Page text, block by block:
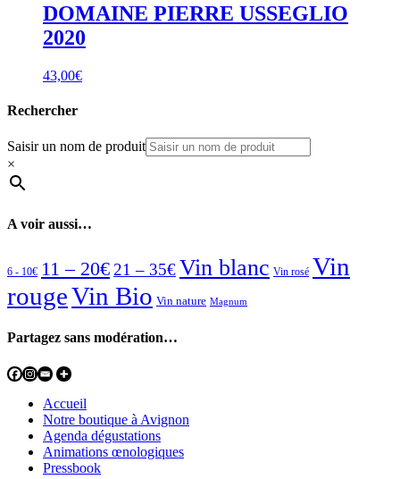
DOMAINE PIERRE USSEGLIO
2020
43,00€
Rechercher
Saisir un nom de produit
×
A voir aussi…
6 - 10€ 11 – 20€ 21 – 35€Vin blanc Vin rosé Vin
rougeVin Bio Vin nature Magnum
Partagez sans modération…
Accueil
Notre boutique à Avignon
Agenda dégustations
Animations œnologiques
Pressbook